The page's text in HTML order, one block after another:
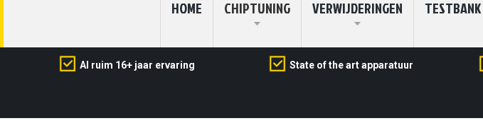
HOME CHIPTUNING VERWIJDERINGEN TESTBANK
Al ruim 16+ jaar ervaring State of the art apparatuur